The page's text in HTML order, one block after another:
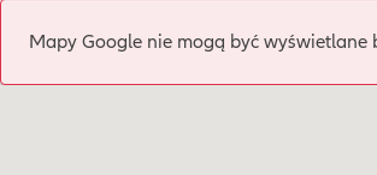
Mapy Google nie mogą być wyświetlane